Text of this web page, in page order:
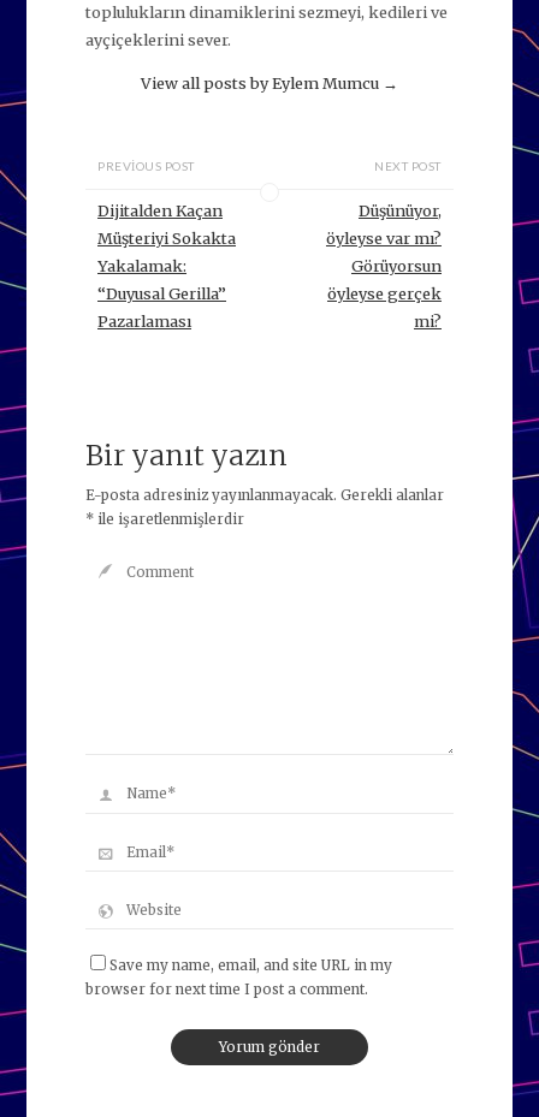
toplulukların dinamiklerini sezmeyi, kedileri ve
ayçiçeklerini sever.
View all posts by Eylem Mumcu →
PREVIOUS POST
Dijitalden Kaçan
Müşteriyi Sokakta
Yakalamak:
“Duyusal Gerilla”
Pazarlaması
NEXT POST
Düşünüyor,
öyleyse var mı?
Görüyorsun
öyleyse gerçek
mi?
Bir yanıt yazın
E-posta adresiniz yayınlanmayacak. Gerekli alanlar
*ile işaretlenmişlerdir
Save my name, email, and site URL in my
browser for next time I post a comment.